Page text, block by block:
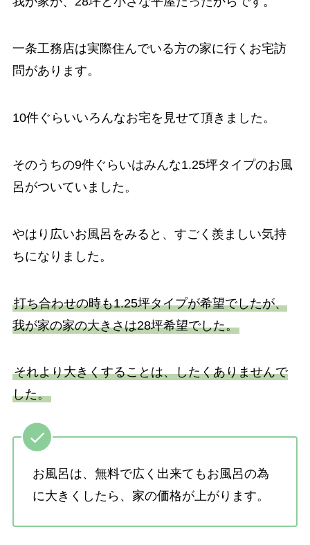
一条工務店は実際住んでいる方の家に行くお宅訪
問があります。
10件ぐらいいろんなお宅を見せて頂きました。
そのうちの9件ぐらいはみんな1.25坪タイプのお風
呂がついていました。
やはり広いお風呂をみると、すごく羨ましい気持
ちになりました。
打ち合わせの時も1.25坪タイプが希望でしたが、
我が家の家の大きさは28坪希望でした。
それより大きくすることは、したくありませんで
した。
お風呂は、無料で広く出来てもお風呂の為
に大きくしたら、家の価格が上がります。